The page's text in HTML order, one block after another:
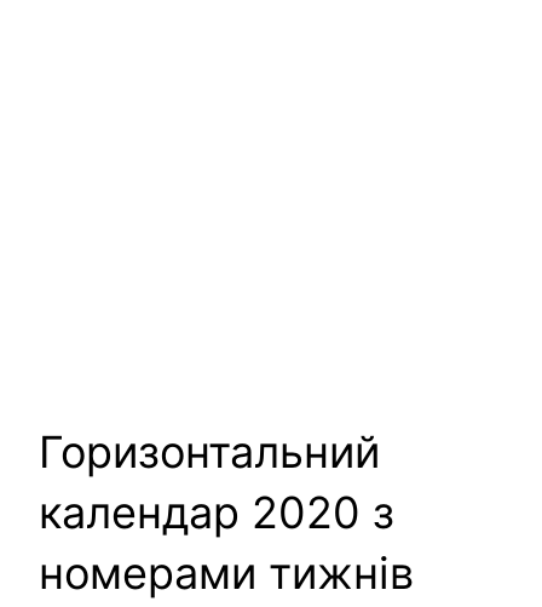
Горизонтальний
календар 2020 з
номерами тижнів